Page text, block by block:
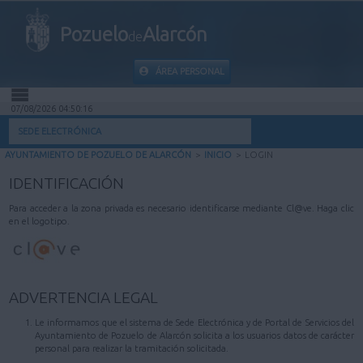
PozuelodeAlarcón
ÁREA PERSONAL
INICIO
MI CARPETA
INFORMACIÓN MUNICIPAL
AYUDA
07/08/2026 04:50:16
SEDE ELECTRÓNICA
AYUNTAMIENTO DE POZUELO DE ALARCÓN > INICIO > LOGIN
IDENTIFICACIÓN
Para acceder a la zona privada es necesario identificarse mediante Cl@ve. Haga clic
en el logotipo.
ADVERTENCIA LEGAL
Le informamos que el sistema de Sede Electrónica y de Portal de Servicios del
Ayuntamiento de Pozuelo de Alarcón solicita a los usuarios datos de carácter
personal para realizar la tramitación solicitada.